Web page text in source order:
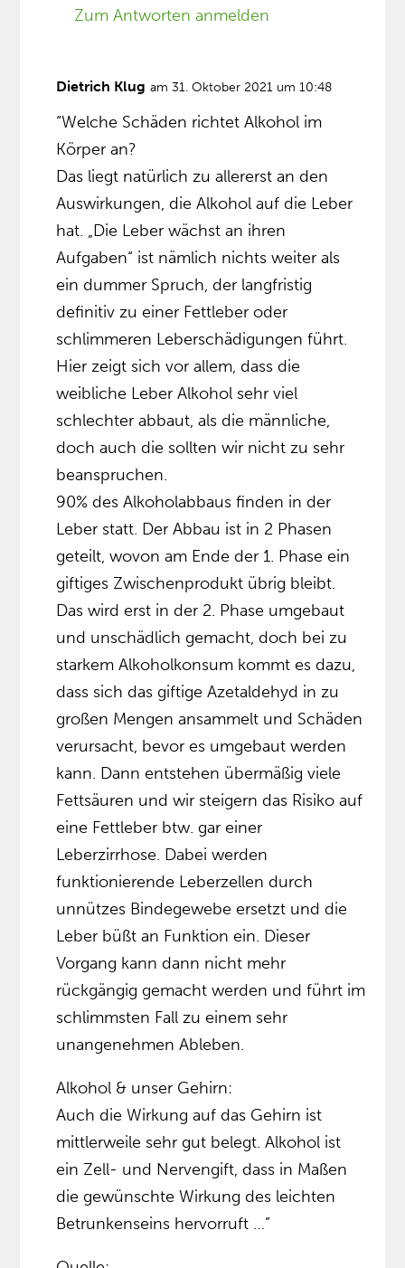
Zum Antworten anmelden
Dietrich Klug am 31. Oktober 2021 um 10:48
“Welche Schäden richtet Alkohol im
Körper an?
Das liegt natürlich zu allererst an den
Auswirkungen, die Alkohol auf die Leber
hat. „Die Leber wächst an ihren
Aufgaben“ ist nämlich nichts weiter als
ein dummer Spruch, der langfristig
definitiv zu einer Fettleber oder
schlimmeren Leberschädigungen führt.
Hier zeigt sich vor allem, dass die
weibliche Leber Alkohol sehr viel
schlechter abbaut, als die männliche,
doch auch die sollten wir nicht zu sehr
beanspruchen.
90% des Alkoholabbaus finden in der
Leber statt. Der Abbau ist in 2 Phasen
geteilt, wovon am Ende der 1. Phase ein
giftiges Zwischenprodukt übrig bleibt.
Das wird erst in der 2. Phase umgebaut
und unschädlich gemacht, doch bei zu
starkem Alkoholkonsum kommt es dazu,
dass sich das giftige Azetaldehyd in zu
großen Mengen ansammelt und Schäden
verursacht, bevor es umgebaut werden
kann. Dann entstehen übermäßig viele
Fettsäuren und wir steigern das Risiko auf
eine Fettleber btw. gar einer
Leberzirrhose. Dabei werden
funktionierende Leberzellen durch
unnützes Bindegewebe ersetzt und die
Leber büßt an Funktion ein. Dieser
Vorgang kann dann nicht mehr
rückgängig gemacht werden und führt im
schlimmsten Fall zu einem sehr
unangenehmen Ableben.
Alkohol & unser Gehirn:
Auch die Wirkung auf das Gehirn ist
mittlerweile sehr gut belegt. Alkohol ist
ein Zell- und Nervengift, dass in Maßen
die gewünschte Wirkung des leichten
Betrunkenseins hervorruft …”